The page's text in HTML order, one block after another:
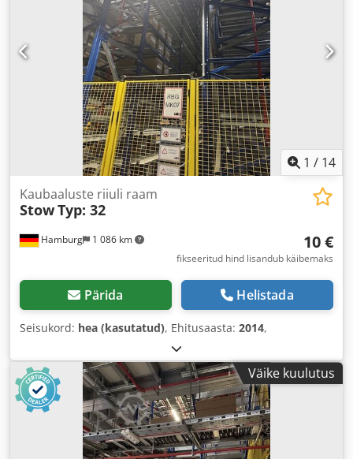
1 / 14
Hamburg 1 086 km
Kaubaaluste riiuli raam
StowTyp: 32
10 €
fikseeritud hind lisandub käibemaks
Pärida Helistada
Seisukord: hea (kasutatud), Ehitusaasta: 2014,
Väike kuulutus